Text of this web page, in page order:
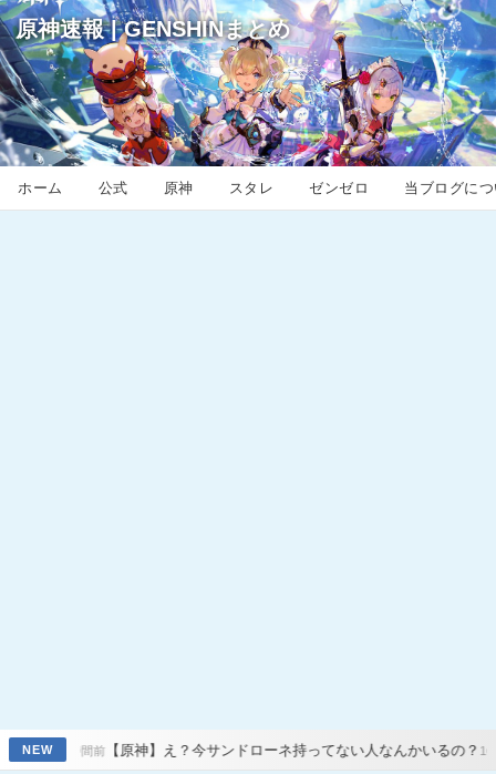
原神速報 | GENSHINまとめ
ホーム 公式 原神 スタレ ゼンゼロ 当ブログに
NEW
【原神】え？今サンドローネ持ってない人なんかいるの？16時間前【原神】